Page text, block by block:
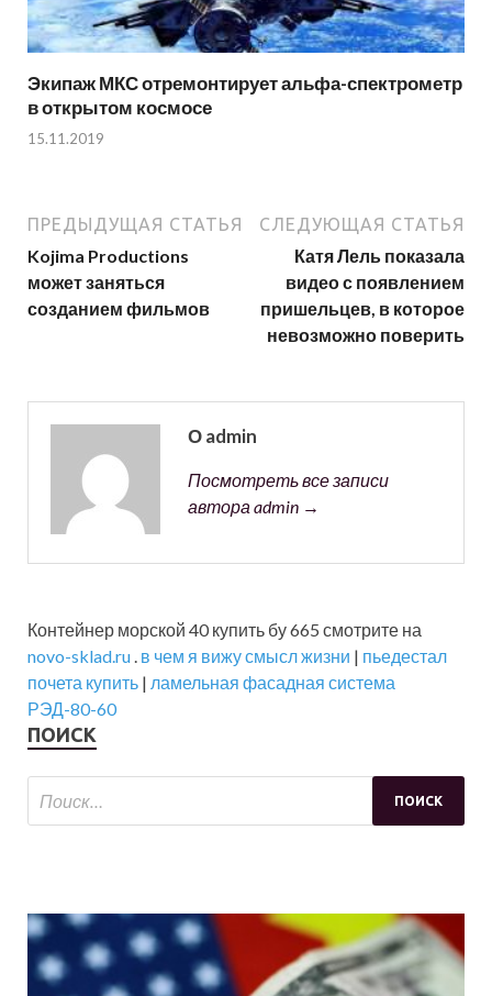
Экипаж МКС отремонтирует альфа-спектрометр
в открытом космосе
15.11.2019
ПРЕДЫДУЩАЯ СТАТЬЯ
Kojima Productions
может заняться
созданием фильмов
СЛЕДУЮЩАЯ СТАТЬЯ
Катя Лель показала
видео с появлением
пришельцев, в которое
невозможно поверить
О admin
Посмотреть все записи
автора admin →
Контейнер морской 40 купить бу 665 смотрите на
novo-sklad.ru . в чем я вижу смысл жизни | пьедестал
почета купить | ламельная фасадная система
РЭД-80-60
ПОИСК